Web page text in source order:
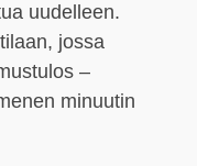
uudelleen.
jossa
–
minuutin